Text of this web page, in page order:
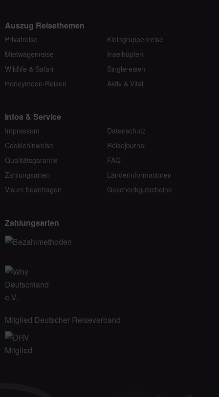
Auszug Reisethemen
Privatreise
Kleingruppenreise
Mietwagenreise
Inselhüpfen
Wildlife & Safari
Singlereisen
Honeymoon-Reisen
Aktiv & Vital
Infos & Service
Impressum
Datenschutz
Cookiehinweise
Reisejournal
Qualitätsgarantie
FAQ
Zahlungsarten
Länderinformationen
Visum beantragen
Geschenkgutscheine
Zahlungsarten
Mitglied Deutscher Reiseverband